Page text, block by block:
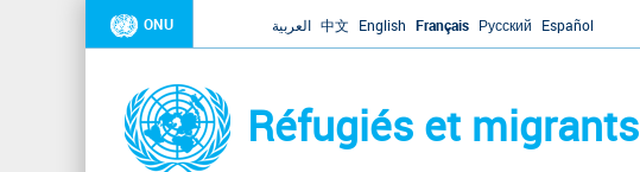
ONU العربية 中文 English Français Русский Español
Réfugiés et migrants